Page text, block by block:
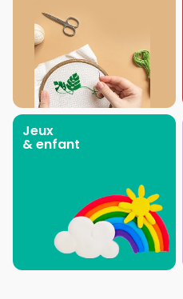
Jeux
& enfant